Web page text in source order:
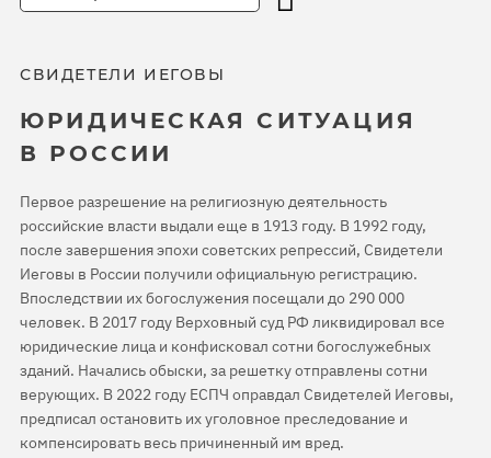
СВИДЕТЕЛИ ИЕГОВЫ
ЮРИДИЧЕСКАЯ СИТУАЦИЯ
В РОССИИ
Первое разрешение на религиозную деятельность
российские власти выдали еще в 1913 году. В 1992 году,
после завершения эпохи советских репрессий, Свидетели
Иеговы в России получили официальную регистрацию.
Впоследствии их богослужения посещали до 290 000
человек. В 2017 году Верховный суд РФ ликвидировал все
юридические лица и конфисковал сотни богослужебных
зданий. Начались обыски, за решетку отправлены сотни
верующих. В 2022 году ЕСПЧ оправдал Свидетелей Иеговы,
предписал остановить их уголовное преследование и
компенсировать весь причиненный им вред.